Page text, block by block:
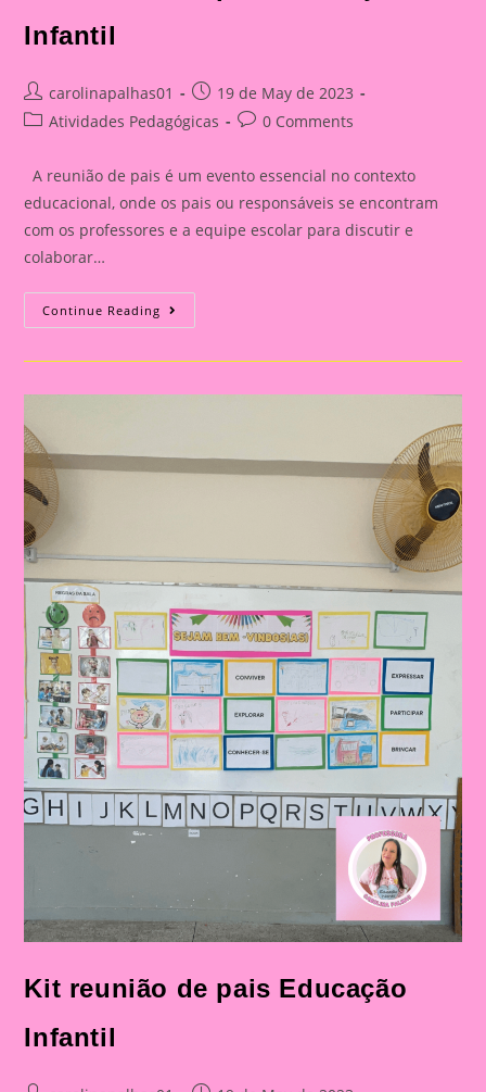
Infantil
Post
author:
carolinapalhas01
Post
published:
19 de May de 2023
PostAtividades Pedagógicas
Post0 Comments
A reunião de pais é um evento essencial no contexto
educacional, onde os pais ou responsáveis se encontram
com os professores e a equipe escolar para discutir e
colaborar…
Continue Reading Kit
Reunião
Pais
Kit reunião de pais Educação
Infantil